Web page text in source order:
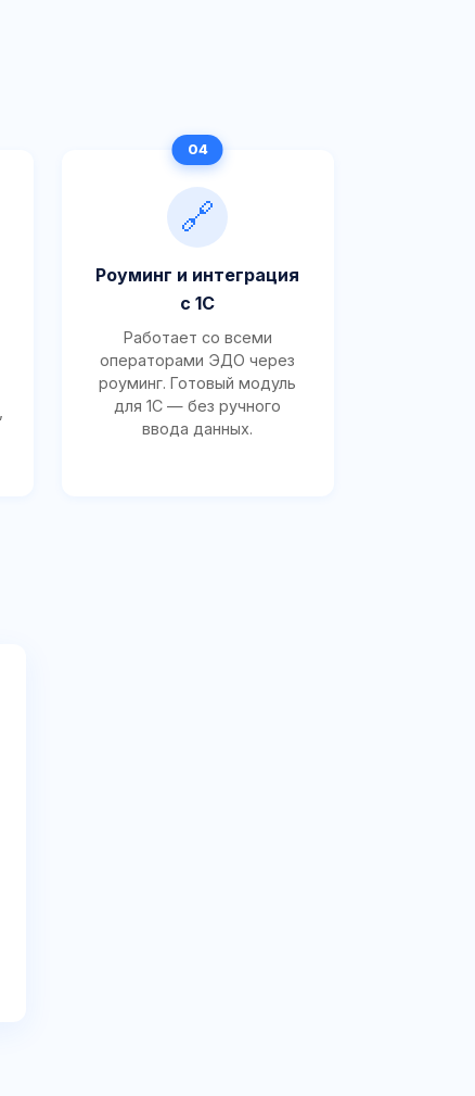
🔗
Роуминг и интеграция
с 1С
Работает со всеми
операторами ЭДО через
роуминг. Готовый модуль
для 1С — без ручного
ввода данных.